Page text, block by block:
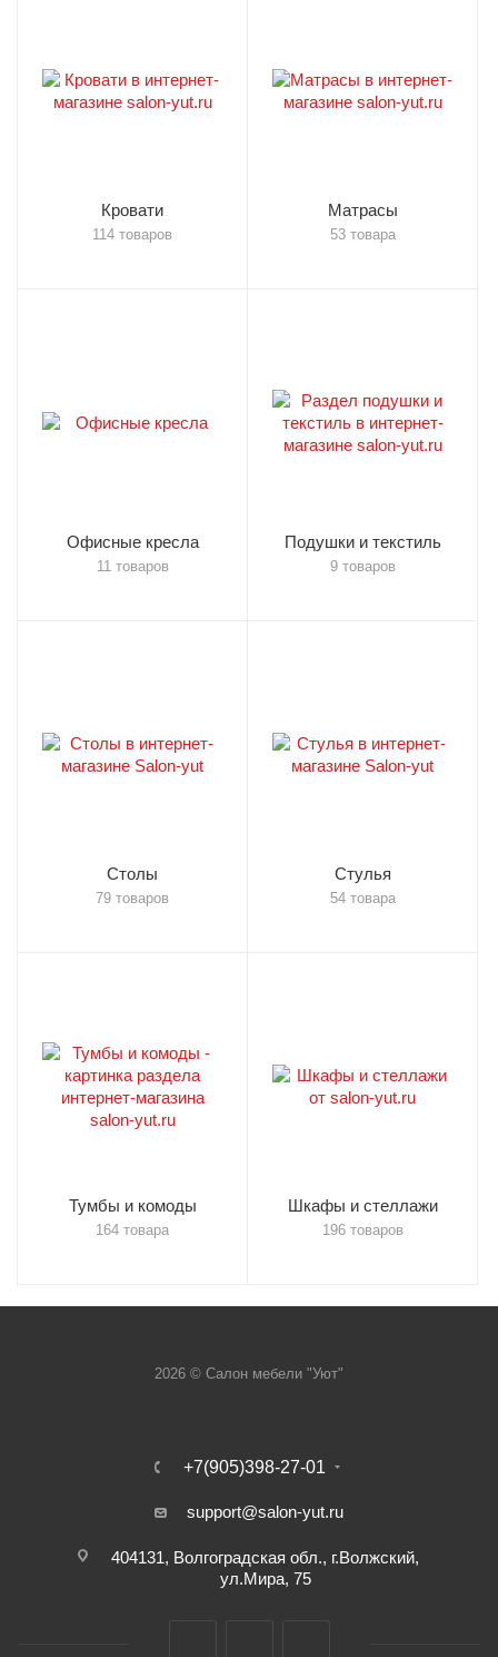
Кровати
114 товаров
Матрасы
53 товара
Офисные кресла
11 товаров
Подушки и текстиль
9 товаров
Столы
79 товаров
Стулья
54 товара
Тумбы и комоды
164 товара
Шкафы и стеллажи
196 товаров
2026 © Салон мебели "Уют"
+7(905)398-27-01
support@salon-yut.ru
404131, Волгоградская обл., г.Волжский,
ул.Мира, 75